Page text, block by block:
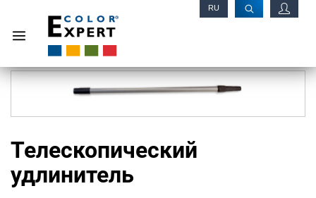
RU
Телескопический
удлинитель